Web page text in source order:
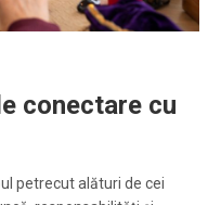
conectare cu
petrecut alături de cei